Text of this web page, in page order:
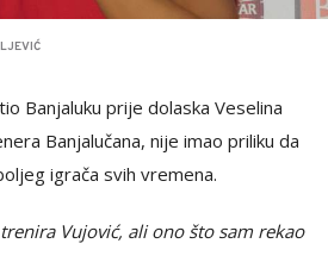
Banjaluku prije dolaska Veselina
Banjalučana, nije imao priliku da
igrača svih vremena.
Vujović, ali ono što sam rekao